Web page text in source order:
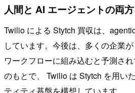
人間と AI エージェントの両
Twilio による Stytch 買収は、
しています。今後は、多くの企業
ワークフローに組み込むと予測さ
のもとで、 Twilio は Stytch を用い